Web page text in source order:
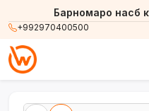
+992970400500
Барномаро насб